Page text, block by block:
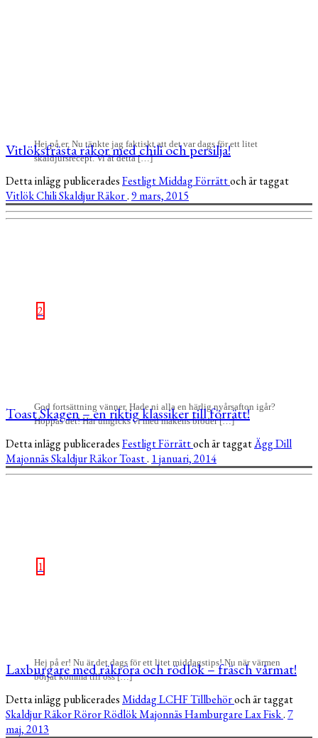
Hej på er, Nu tänkte jag faktiskt att det var dags för ett litet
skaldjursrecept. Vi åt detta […]
Vitlöksfrästa räkor med chili och persilja!
Detta inlägg publiceradesFestligtMiddagFörrättoch är taggat
VitlökChiliSkaldjurRäkor.9 mars, 2015
2
God fortsättning vänner, Hade ni alla en härlig nyårsafton igår?
Hoppas det! Här umgicks vi med makens bröder […]
Toast Skagen – en riktig klassiker till förrätt!
Detta inlägg publiceradesFestligtFörrättoch är taggatÄggDill
MajonnäsSkaldjurRäkorToast. 1 januari, 2014
1
Hej på er! Nu är det dags för ett litet middagstips! Nu när värmen
börjat komma till oss […]
Laxburgare med räkröra och rödlök – fräsch vårmat!
Detta inlägg publiceradesMiddagLCHFTillbehöroch är taggat
SkaldjurRäkorRörorRödlökMajonnäsHamburgareLaxFisk.7
maj, 2013